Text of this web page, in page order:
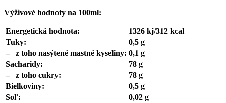
Výživové hodnoty na 100ml:
Energetická hodnota:
1326 kj/312 kcal
Tuky:
0,5 g
– z toho nasýtené mastné kyseliny: 0,1 g
Sacharidy:
78 g
– z toho cukry:
78 g
Bielkoviny:
0,5 g
Soľ:
0,02 g